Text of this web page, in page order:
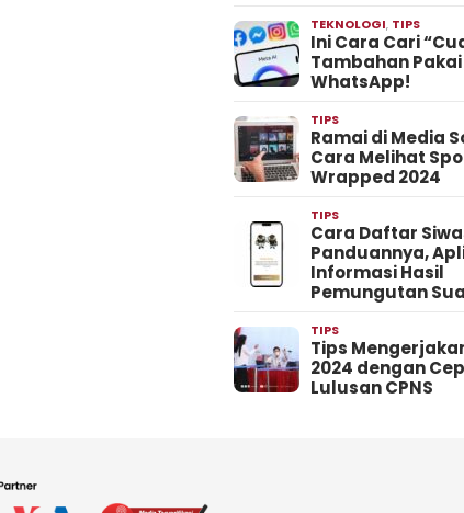
TEKNOLOGI, TIPS
Ini Cara Cari
Tambahan Pakai
WhatsApp!
TIPS
Ramai di Media
Cara Melihat
Wrapped 2024
TIPS
Cara Daftar
Panduannya,
Informasi Hasil
Pemungutan
TIPS
Tips
2024 dengan
Lulusan CPNS